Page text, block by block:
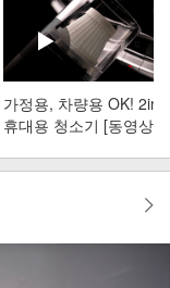
가정용, 차량용 OK!
휴대용 청소기 [동영상]